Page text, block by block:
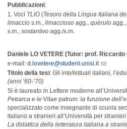
Pubblicazioni:
Voci TLIO (Tesoro della Lingua Italiana
limaccio s.m., limaccioso agg., quèrulo agg.,
s.m., sostantivo agg./s.m.
Daniele LO VETERE (Tutor: prof.
e-mail: d.lovetere@student.unisi.it
Titolo della tesi: Gli intellettuali italiani,
(anni ‘60-’70)
Si è laureato in Lettere moderne
Petrarca e le Vitae patrum: la funzione dell’
specializzato come insegnante di scuola
italiano a stranieri all’Università per
La didattica della letteratura italiana a